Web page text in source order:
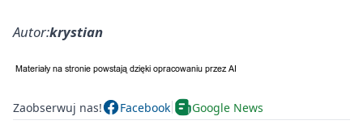
Autor:krystian
Zaobserwuj nas! Facebook Google News